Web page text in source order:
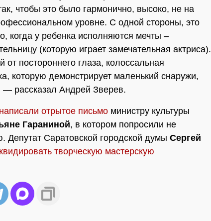
чтобы это было гармонично, высоко, не на
уровне. С одной стороны, это
когда у ребенка исполняются мечты –
(которую играет замечательная актриса).
от постороннего глаза, колоссальная
которую демонстрирует маленький снаружи,
— рассказал Андрей Зверев.
написали отрытое письмо министру культуры
Гараниной, в котором попросили не
Депутат Саратовской городской думы Сергей
творческую мастерскую